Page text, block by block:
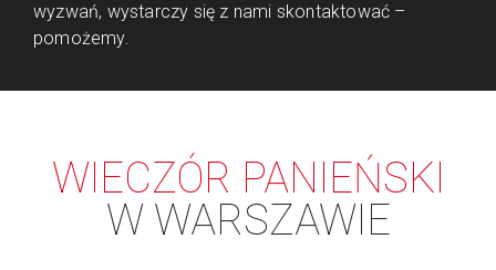
wyzwań, wystarczy się z nami skontaktować –
pomożemy.
WIECZÓR PANIEŃSKI
W WARSZAWIE